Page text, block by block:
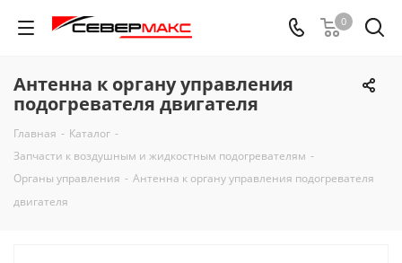
0
Антенна к органу управления
подогревателя двигателя
Главная - Каталог -
Запчасти к воздушным и жидкостным подогревателям -
Органы управления - Антенна к органу управления подогревателя
двигателя